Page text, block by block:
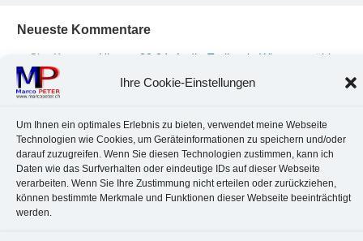
Ihre Cookie-Einstellungen
Um Ihnen ein optimales Erlebnis zu bieten, verwendet meine Webseite
Technologien wie Cookies, um Geräteinformationen zu speichern und/oder
darauf zuzugreifen. Wenn Sie diesen Technologien zustimmen, kann ich
Daten wie das Surfverhalten oder eindeutige IDs auf dieser Webseite
verarbeiten. Wenn Sie Ihre Zustimmung nicht erteilen oder zurückziehen,
können bestimmte Merkmale und Funktionen dieser Webseite beeinträchtigt
werden.
Neueste Kommentare
Chr. Kotte
Ubuntu 22.04: Audio-Treiber in Wine auswählen
Marco Peter
Uhrzeit anpassen
Uhrzeit anpassen
Brummel HerbolzheimzuMusik-Portrait Nr. 1: Les Assoiffés
aus Mittelbergheim
Marco Peter
zu
Vereinfachte Installation von Brother-Geräten
unter Linux